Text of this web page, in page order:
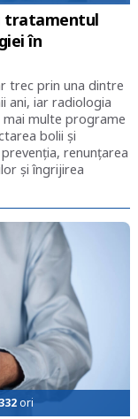
tratamentul
în
trec prin una dintre
ani, iar radiologia
mai multe programe
bolii și
renunțarea
și îngrijirea
332ori